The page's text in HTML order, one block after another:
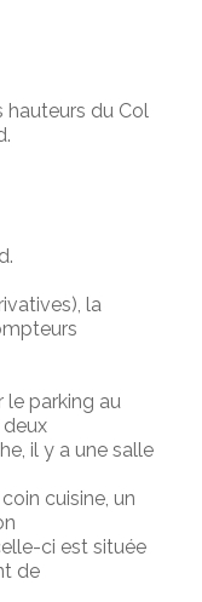
hauteurs du Col
la
le parking au
deux
il y a une salle
cuisine, un
ci est située
de